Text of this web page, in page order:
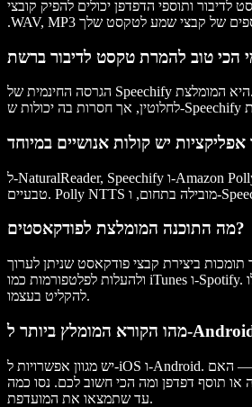
לדיבור ותוספי הדפדפן יכולים להפיק קובצי
הגרסה החינמית של Speechify היא המומלצת. Balabolka אמנם חינמית
ל-NaturalReader, Speechify ו-Amazon Polly יש כמה מהקולות הכי
מה התוכנה המומלצת לפודקאסטים?
תומכות ביצירת קבצי פודקאסט שניתן לערוך
ולהעלות לפלטפורמות כמו iTunes ו-Spotify. זה אידיאלי למי שקשה לו
להקליט בעצמו.
יש מגוון אפשרויות ל-iOS ו-Android. בחרו לפי הצרכים שלכם — האם
או תוסף דפדפן ומה הכי חשוב לכם. נסו כמה
עד שתמצאו את המועדפת.